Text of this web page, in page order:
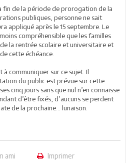
fin de la période de prorogation de la
publiques, personne ne sait
appliqué après le 15 septembre. Le
compréhensible que les familles
la rentrée scolaire et universitaire et
cette échéance.
communiquer sur ce sujet. Il
du public est prévue sur cette
cinq jours sans que nul n’en connaisse
d’être fixés, d’aucuns se perdent
de la prochaine… lunaison.
ami Imprimer